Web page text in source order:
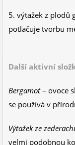
5. výtažek z plodů
potlačuje tvorbu
Další aktivní
Bergamot– ovoce
se používá v
Výtažek ze
velmi podobnou